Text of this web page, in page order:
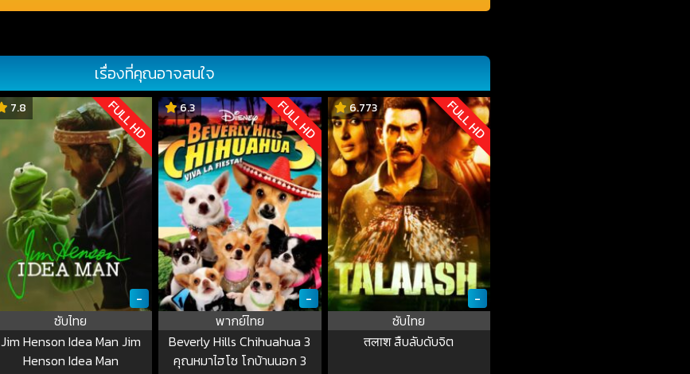
เรื่องที่คุณอาจสนใจ
7.8 FULL HD
-
ซับไทย
Jim Henson Idea Man Jim
Henson Idea Man
6.3 FULL HD
-
พากย์ไทย
Beverly Hills Chihuahua 3
คุณหมาไฮโซ โกบ้านนอก 3
6.773 FULL HD
-
ซับไทย
तलाश สืบลับดับจิต